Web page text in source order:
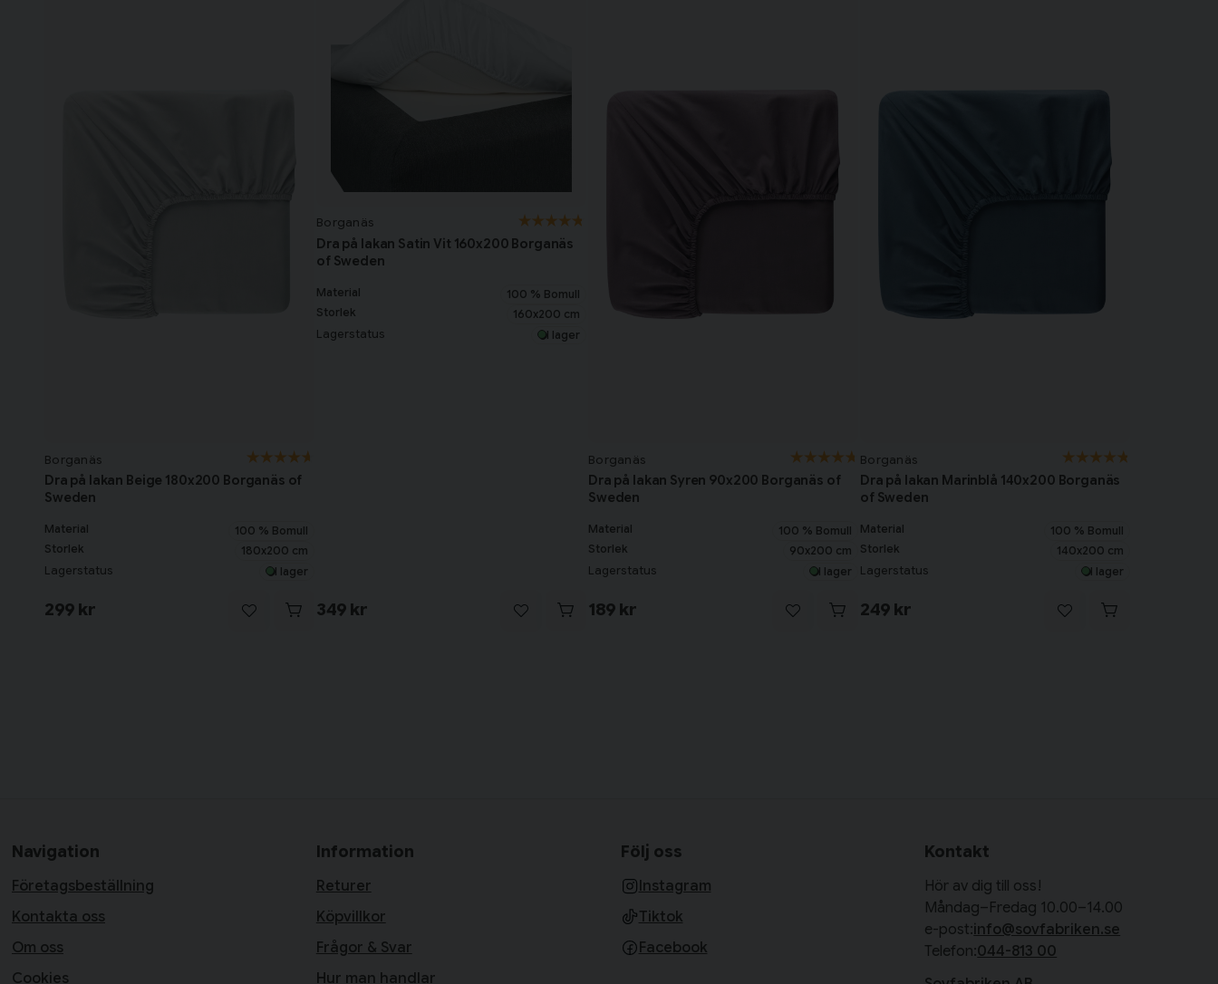
Borganäs
Dra på lakan Beige 180x200 Borganäs of
Sweden
Material
100 % Bomull
Storlek
180x200 cm
Lagerstatus I lager
299 kr
Borganäs
Dra på lakan Satin Vit 160x200 Borganäs
of Sweden
Material
100 % Bomull
Storlek
160x200 cm
Lagerstatus I lager
349 kr
Borganäs
Dra på lakan Syren 90x200 Borganäs of
Sweden
Material
100 % Bomull
Storlek
90x200 cm
Lagerstatus I lager
189 kr
Borganäs
Dra på lakan Marinblå 140x200 Borganäs
of Sweden
Material
100 % Bomull
Storlek
140x200 cm
Lagerstatus I lager
249 kr
Navigation
Företagsbeställning
Kontakta oss
Om oss
Cookies
Information
Returer
Köpvillkor
Frågor & Svar
Hur man handlar
Följ oss
Instagram
Tiktok
Facebook
Kontakt
Hör av dig till oss!
Måndag–Fredag 10.00–14.00
e-post:info@sovfabriken.se
Telefon:044-813 00